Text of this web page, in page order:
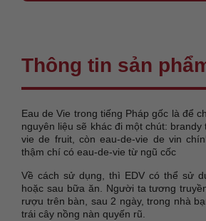
Thông tin sản
Eau de Vie trong tiếng Pháp gốc là để
nguyên liệu sẽ khác đi một chút:
vie de fruit, còn eau-de-vie de vin
thậm chí có eau-de-vie từ ngũ cốc
Về cách sử dụng, thì EDV có thể sử
hoặc sau bữa ăn. Người ta tương
rượu trên bàn, sau 2 ngày, trong nhà
trái cây nồng nàn quyến rũ.